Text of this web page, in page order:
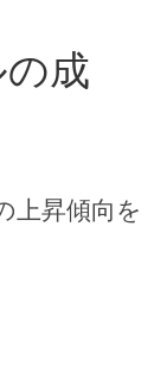
成
上昇傾向を